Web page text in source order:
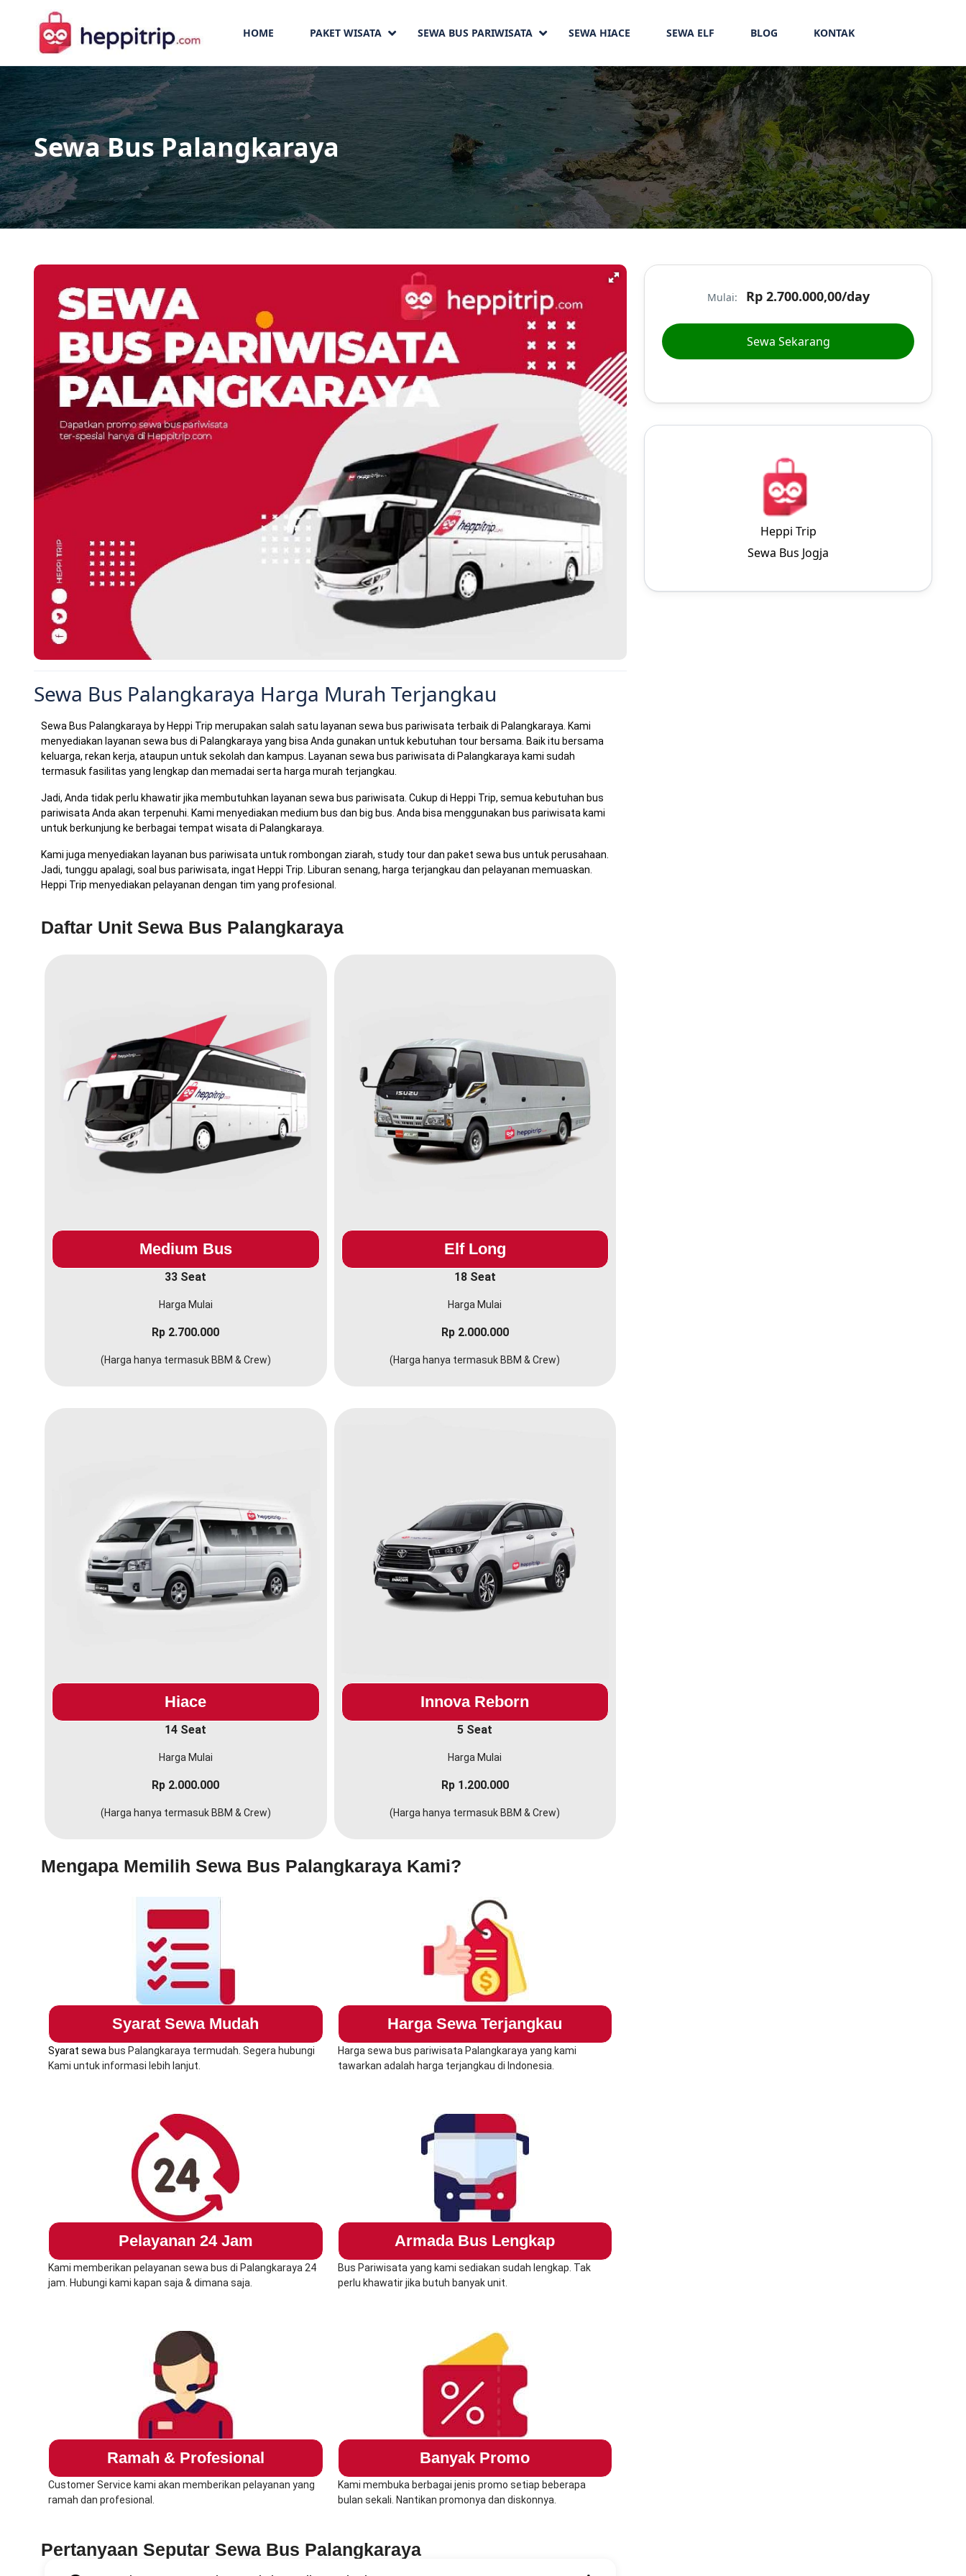
HOME PAKET WISATA SEWA BUS PARIWISATA SEWA HIACE SEWA ELF BLOG KONTAK
Sewa Bus Palangkaraya
Sewa Bus Palangkaraya Harga Murah Terjangkau
Sewa Bus Palangkaraya by Heppi Trip merupakan salah satu layanan sewa bus pariwisata terbaik di Palangkaraya. Kami
menyediakan layanan sewa bus di Palangkaraya yang bisa Anda gunakan untuk kebutuhan tour bersama. Baik itu bersama
keluarga, rekan kerja, ataupun untuk sekolah dan kampus. Layanan sewa bus pariwisata di Palangkaraya kami sudah
termasuk fasilitas yang lengkap dan memadai serta harga murah terjangkau.
Jadi, Anda tidak perlu khawatir jika membutuhkan layanan sewa bus pariwisata. Cukup di Heppi Trip, semua kebutuhan bus
pariwisata Anda akan terpenuhi. Kami menyediakan medium bus dan big bus. Anda bisa menggunakan bus pariwisata kami
untuk berkunjung ke berbagai tempat wisata di Palangkaraya.
Kami juga menyediakan layanan bus pariwisata untuk rombongan ziarah, study tour dan paket sewa bus untuk perusahaan.
Jadi, tunggu apalagi, soal bus pariwisata, ingat Heppi Trip. Liburan senang, harga terjangkau dan pelayanan memuaskan.
Heppi Trip menyediakan pelayanan dengan tim yang profesional.
Daftar Unit Sewa Bus Palangkaraya
Medium Bus
33 Seat
Harga Mulai
Rp 2.700.000
(Harga hanya termasuk BBM & Crew)
Elf Long
18 Seat
Harga Mulai
Rp 2.000.000
(Harga hanya termasuk BBM & Crew)
Hiace
14 Seat
Harga Mulai
Rp 2.000.000
(Harga hanya termasuk BBM & Crew)
Innova Reborn
5 Seat
Harga Mulai
Rp 1.200.000
(Harga hanya termasuk BBM & Crew)
Mengapa Memilih Sewa Bus Palangkaraya Kami?
Syarat Sewa Mudah
Syarat sewa bus Palangkaraya termudah. Segera hubungi
Kami untuk informasi lebih lanjut.
Harga Sewa Terjangkau
Harga sewa bus pariwisata Palangkaraya yang kami
tawarkan adalah harga terjangkau di Indonesia.
Pelayanan 24 Jam
Kami memberikan pelayanan sewa bus di Palangkaraya 24
jam. Hubungi kami kapan saja & dimana saja.
Armada Bus Lengkap
Bus Pariwisata yang kami sediakan sudah lengkap. Tak
perlu khawatir jika butuh banyak unit.
Ramah & Profesional
Customer Service kami akan memberikan pelayanan yang
ramah dan profesional.
Banyak Promo
Kami membuka berbagai jenis promo setiap beberapa
bulan sekali. Nantikan promonya dan diskonnya.
Pertanyaan Seputar Sewa Bus Palangkaraya
Mulai: Rp 2.700.000,00/day
Sewa Sekarang
Heppi Trip
Sewa Bus Jogja